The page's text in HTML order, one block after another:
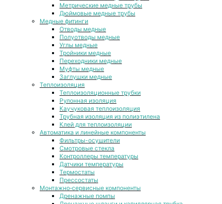
Метрические медные трубы
Дюймовые медные трубы
Медные фитинги
Отводы медные
Полуотводы медные
Углы медные
Тройники медные
Переходники медные
Муфты медные
Заглушки медные
Теплоизоляция
Теплоизоляционные трубки
Рулонная изоляция
Каучуковая теплоизоляция
Трубная изоляция из полиэтилена
Клей для теплоизоляции
Автоматика и линейные компоненты
Фильтры-осушители
Смотровые стекла
Контроллеры температуры
Датчики температуры
Термостаты
Прессостаты
Монтажно‑сервисные компоненты
Дренажные помпы